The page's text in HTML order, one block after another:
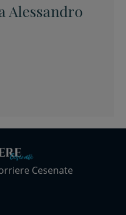
Alessandro
Cesenate